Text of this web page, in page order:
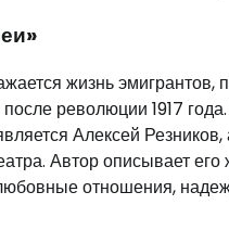
жизнь эмигрантов,
революции 1917
Алексей Резников,
Автор описывает его
отношения,